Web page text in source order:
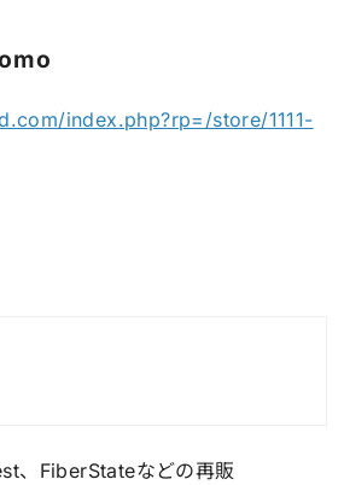
index.php?rp=/store/1111-
、FiberStateなどの再販